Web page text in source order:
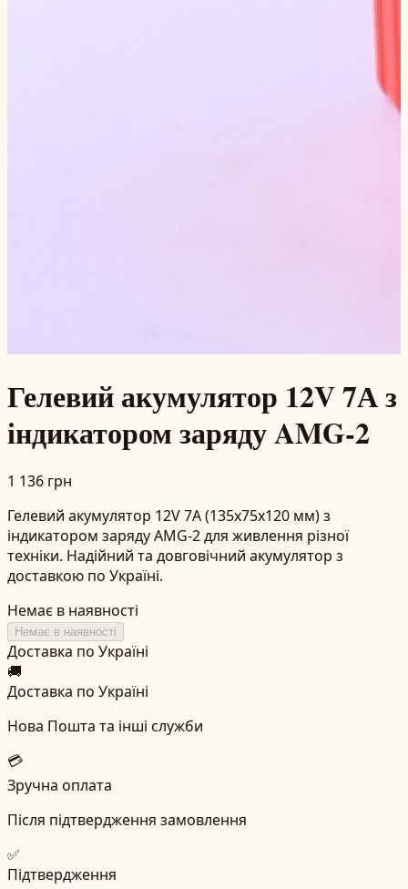
Гелевий акумулятор 12V 7А з
індикатором заряду AMG-2
1 136 грн
Гелевий акумулятор 12V 7А (135х75х120 мм) з
індикатором заряду AMG-2 для живлення різної
техніки. Надійний та довговічний акумулятор з
доставкою по Україні.
Немає в наявності
Немає в наявності
Доставка по Україні
🚚
Доставка по Україні
Нова Пошта та інші служби
💳
Зручна оплата
Після підтвердження замовлення
✅
Підтвердження